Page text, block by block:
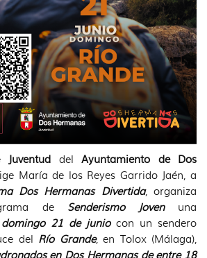
Juventud delAyuntamiento de Dos
María de los Reyes Garrido Jaén, a
Dos Hermanas Divertida, organiza
de Senderismo Jovenuna
domingo 21 de juniocon un sendero
del Río Grande, en Tolox (Málaga),
en Dos Hermanas de entre 18